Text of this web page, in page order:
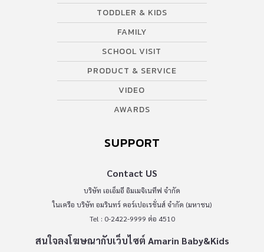
TODDLER & KIDS
FAMILY
SCHOOL VISIT
PRODUCT & SERVICE
VIDEO
AWARDS
SUPPORT
Contact US
บริษัท เอเอ็มอี อิมเมจิเนทีฟ จำกัด
ในเครือ บริษัท อมรินทร์ คอร์เปอเรชั่นส์ จำกัด (มหาชน)
Tel : 0-2422-9999 ต่อ 4510
สนใจลงโฆษณากับเว็บไซต์ Amarin Baby&Kids